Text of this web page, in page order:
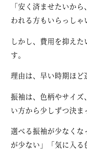
「安く済ませたいか
われる方もいらっしゃ
しかし、費用を抑え
す。
理由は、早い時期ほど
振袖は、色柄やサイ
い方から少しずつ決ま
選べる振袖が少なく
が少ない」「気に入